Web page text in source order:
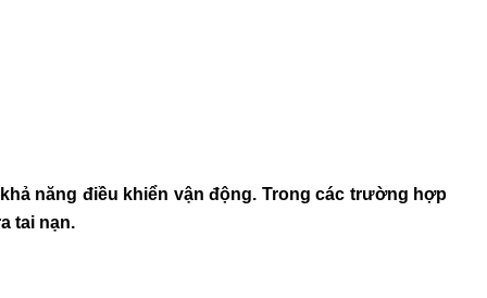
năng điều khiển vận động. Trong các trường hợp
tai nạn.